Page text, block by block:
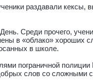
раздавали кексы,
Среди прочего,
в «облако» хороших
в школе.
пограничной
слов со сложными